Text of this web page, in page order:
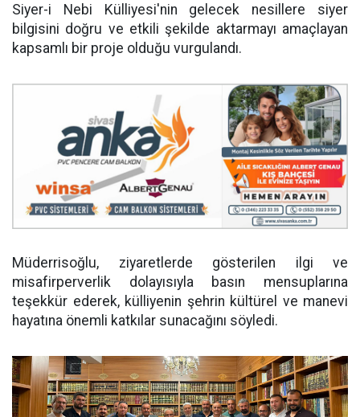
Siyer-i Nebi Külliyesi'nin gelecek nesillere siyer
bilgisini doğru ve etkili şekilde aktarmayı amaçlayan
kapsamlı bir proje olduğu vurgulandı.
Müderrisoğlu, ziyaretlerde gösterilen ilgi ve
misafirperverlik dolayısıyla basın mensuplarına
teşekkür ederek, külliyenin şehrin kültürel ve manevi
hayatına önemli katkılar sunacağını söyledi.